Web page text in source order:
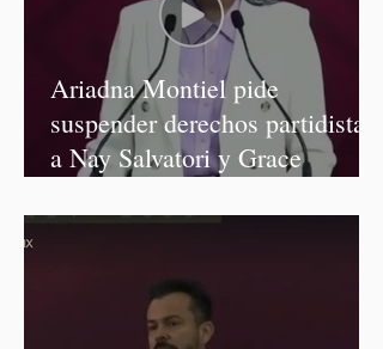
Ariadna Montiel pide
suspender derechos partidistas
a Nay Salvatori y Grace